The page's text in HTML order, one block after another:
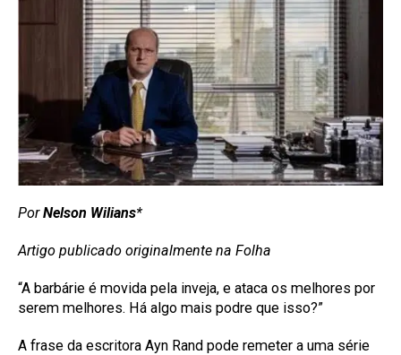
PorNelson Wilians*
Artigo publicado originalmente na Folha
“A barbárie é movida pela inveja, e ataca os melhores por
serem melhores. Há algo mais podre que isso?”
A frase da escritora Ayn Rand pode remeter a uma série